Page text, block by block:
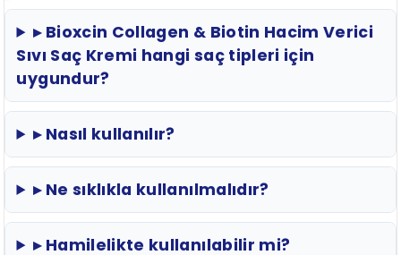
▸ Bioxcin Collagen & Biotin Hacim Verici
Sıvı Saç Kremi hangi saç tipleri için
uygundur?
▸ Nasıl kullanılır?
▸ Ne sıklıkla kullanılmalıdır?
▸ Hamilelikte kullanılabilir mi?